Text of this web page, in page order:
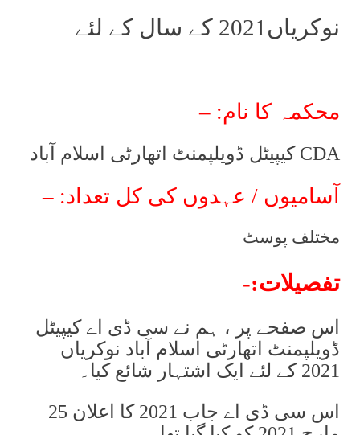
نوکریاں2021 کے سال کے لئے
محکمہ کا نام: –
CDA کیپیٹل ڈویلپمنٹ اتھارٹی اسلام آباد
آسامیوں / عہدوں کی کل تعداد: –
مختلف پوسٹ
تفصیلات:-
اس صفحے پر ، ہم نے سی ڈی اے کیپیٹل
ڈویلپمنٹ اتھارٹی اسلام آباد نوکریاں
2021 کے لئے ایک اشتہار شائع کیا۔
اس سی ڈی اے جاب 2021 کا اعلان 25